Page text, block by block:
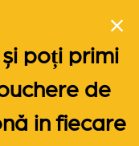
poți primi
de
in fiecare